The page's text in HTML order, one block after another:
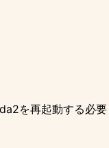
を再起動する必要